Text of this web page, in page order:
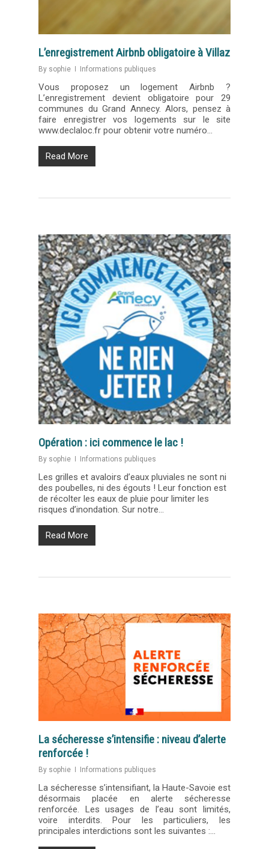
L’enregistrement Airbnb obligatoire à Villaz
By sophie Informations publiques
Vous proposez un logement Airbnb ?
L’enregistrement devient obligatoire pour 29
communes du Grand Annecy. Alors, pensez à
faire enregistrer vos logements sur le site
www.declaloc.fr pour obtenir votre numéro…
Read More
Opération : ici commence le lac !
By sophie Informations publiques
Les grilles et avaloirs d’eaux pluviales ne sont ni
des poubelles, ni des égouts ! Leur fonction est
de récolter les eaux de pluie pour limiter les
risques d’inondation. Sur notre...
Read More
La sécheresse s’intensifie : niveau d’alerte
renforcée !
By sophie Informations publiques
La sécheresse s’intensifiant, la Haute-Savoie est
désormais placée en alerte sécheresse
renforcée. Les usages de l’eau sont limités,
voire interdits. Pour les particuliers, les
principales interdictions sont les suivantes :…